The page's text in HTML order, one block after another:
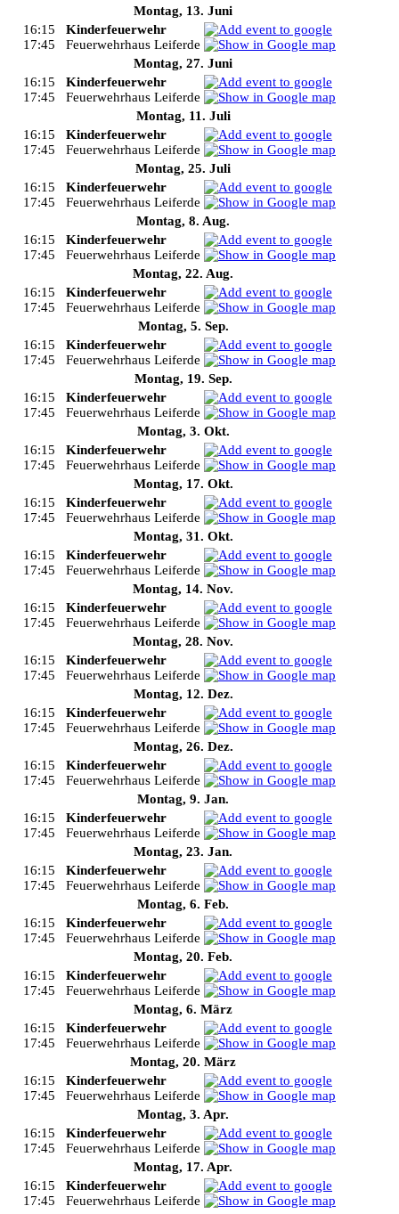
Montag, 13. Juni
16:15
17:45
Kinderfeuerwehr
Feuerwehrhaus Leiferde
Montag, 27. Juni
16:15
17:45
Kinderfeuerwehr
Feuerwehrhaus Leiferde
Montag, 11. Juli
16:15
17:45
Kinderfeuerwehr
Feuerwehrhaus Leiferde
Montag, 25. Juli
16:15
17:45
Kinderfeuerwehr
Feuerwehrhaus Leiferde
Montag, 8. Aug.
16:15
17:45
Kinderfeuerwehr
Feuerwehrhaus Leiferde
Montag, 22. Aug.
16:15
17:45
Kinderfeuerwehr
Feuerwehrhaus Leiferde
Montag, 5. Sep.
16:15
17:45
Kinderfeuerwehr
Feuerwehrhaus Leiferde
Montag, 19. Sep.
16:15
17:45
Kinderfeuerwehr
Feuerwehrhaus Leiferde
Montag, 3. Okt.
16:15
17:45
Kinderfeuerwehr
Feuerwehrhaus Leiferde
Montag, 17. Okt.
16:15
17:45
Kinderfeuerwehr
Feuerwehrhaus Leiferde
Montag, 31. Okt.
16:15
17:45
Kinderfeuerwehr
Feuerwehrhaus Leiferde
Montag, 14. Nov.
16:15
17:45
Kinderfeuerwehr
Feuerwehrhaus Leiferde
Montag, 28. Nov.
16:15
17:45
Kinderfeuerwehr
Feuerwehrhaus Leiferde
Montag, 12. Dez.
16:15
17:45
Kinderfeuerwehr
Feuerwehrhaus Leiferde
Montag, 26. Dez.
16:15
17:45
Kinderfeuerwehr
Feuerwehrhaus Leiferde
Montag, 9. Jan.
16:15
17:45
Kinderfeuerwehr
Feuerwehrhaus Leiferde
Montag, 23. Jan.
16:15
17:45
Kinderfeuerwehr
Feuerwehrhaus Leiferde
Montag, 6. Feb.
16:15
17:45
Kinderfeuerwehr
Feuerwehrhaus Leiferde
Montag, 20. Feb.
16:15
17:45
Kinderfeuerwehr
Feuerwehrhaus Leiferde
Montag, 6. März
16:15
17:45
Kinderfeuerwehr
Feuerwehrhaus Leiferde
Montag, 20. März
16:15
17:45
Kinderfeuerwehr
Feuerwehrhaus Leiferde
Montag, 3. Apr.
16:15
17:45
Kinderfeuerwehr
Feuerwehrhaus Leiferde
Montag, 17. Apr.
16:15
17:45
Kinderfeuerwehr
Feuerwehrhaus Leiferde